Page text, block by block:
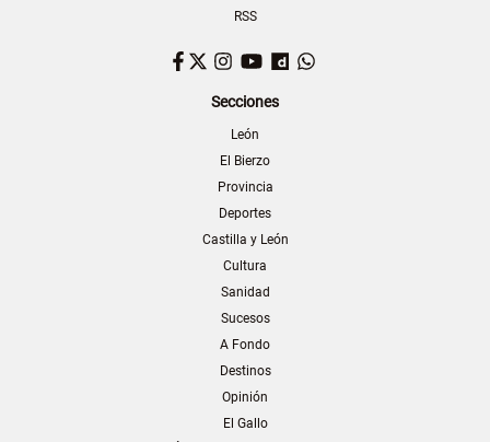
RSS
Facebook
TwitterInstagram
YouTubeDailymotion
Secciones
León
El Bierzo
Provincia
Deportes
Castilla y León
Cultura
Sanidad
Sucesos
A Fondo
Destinos
Opinión
El Gallo